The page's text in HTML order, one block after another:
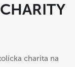
charita na